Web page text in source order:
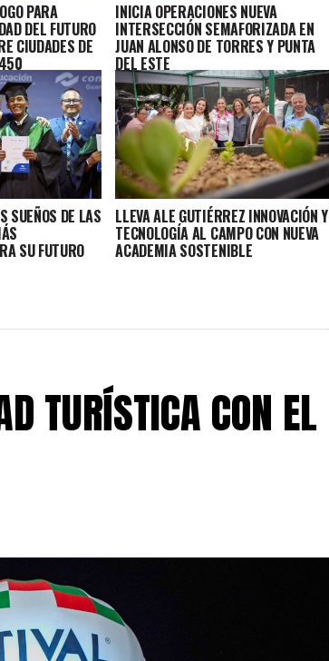
PARA
DEL FUTURO
CIUDADES DE
INICIA OPERACIONES NUEVA
INTERSECCIÓN SEMAFORIZADA EN
JUAN ALONSO DE TORRES Y PUNTA
DEL ESTE
SUEÑOS DE LAS
SU FUTURO
LLEVA ALE GUTIÉRREZ INNOVACIÓN Y
TECNOLOGÍA AL CAMPO CON NUEVA
ACADEMIA SOSTENIBLE
TURÍSTICA CON EL